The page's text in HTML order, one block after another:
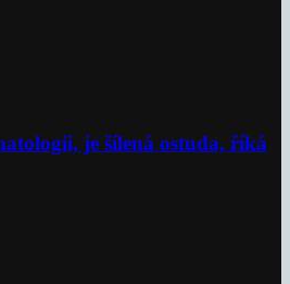
je šílená ostuda, říká